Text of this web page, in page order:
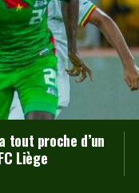
tout proche d’un
Liège